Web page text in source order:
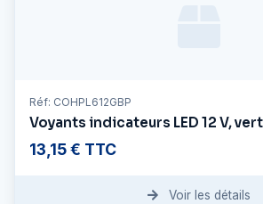
Réf: COHPL612GBP
Voyants indicateurs LED 12 V,
13,15 € TTC
Voir les détails